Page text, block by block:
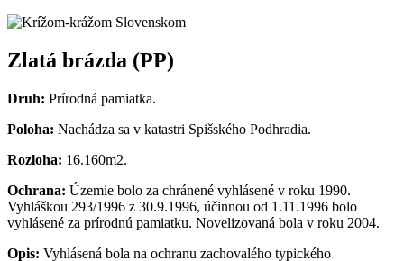
Zlatá brázda (PP)
Druh: Prírodná pamiatka.
Poloha: Nachádza sa v katastri Spišského Podhradia.
Rozloha: 16.160m2.
Ochrana: Územie bolo za chránené vyhlásené v roku 1990.
Vyhláškou 293/1996 z 30.9.1996, účinnou od 1.11.1996 bolo
vyhlásené za prírodnú pamiatku. Novelizovaná bola v roku 2004.
Opis: Vyhlásená bola na ochranu zachovalého typického